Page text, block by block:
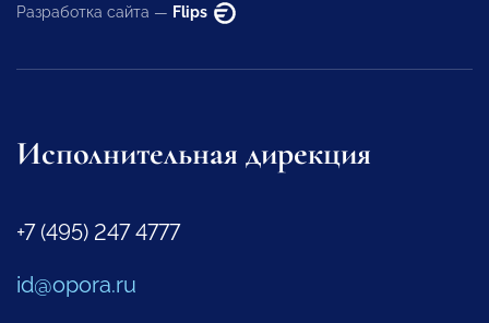
Разработка сайта — Flips
Исполнительная дирекция
+7 (495) 247 4777
id@opora.ru